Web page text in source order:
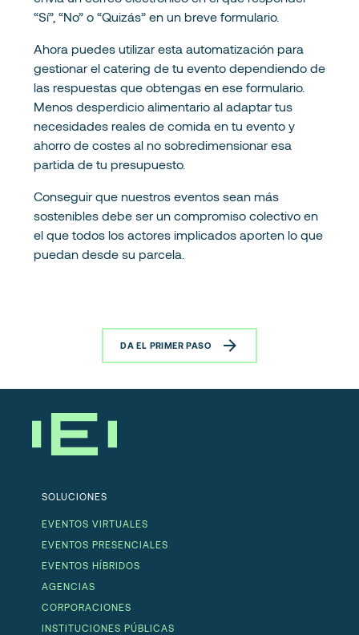
“Sí”, “No” o “Quizás” en un breve formulario.
Ahora puedes utilizar esta automatización para
gestionar el catering de tu evento dependiendo de
las respuestas que obtengas en ese formulario.
Menos desperdicio alimentario al adaptar tus
necesidades reales de comida en tu evento y
ahorro de costes al no sobredimensionar esa
partida de tu presupuesto.
Conseguir que nuestros eventos sean más
sostenibles debe ser un compromiso colectivo en
el que todos los actores implicados aporten lo que
puedan desde su parcela.
DA EL PRIMER PASO
SOLUCIONES
EVENTOS VIRTUALES
EVENTOS PRESENCIALES
EVENTOS HÍBRIDOS
AGENCIAS
CORPORACIONES
INSTITUCIONES PÚBLICAS